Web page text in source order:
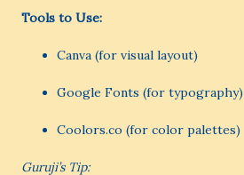
Tools to Use:
Canva (for visual layout)
Google Fonts (for typography)
Coolors.co (for color palettes)
Guruji’s Tip: